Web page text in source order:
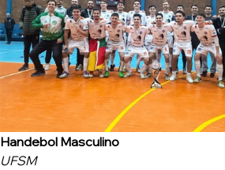
Handebol Masculino
UFSM